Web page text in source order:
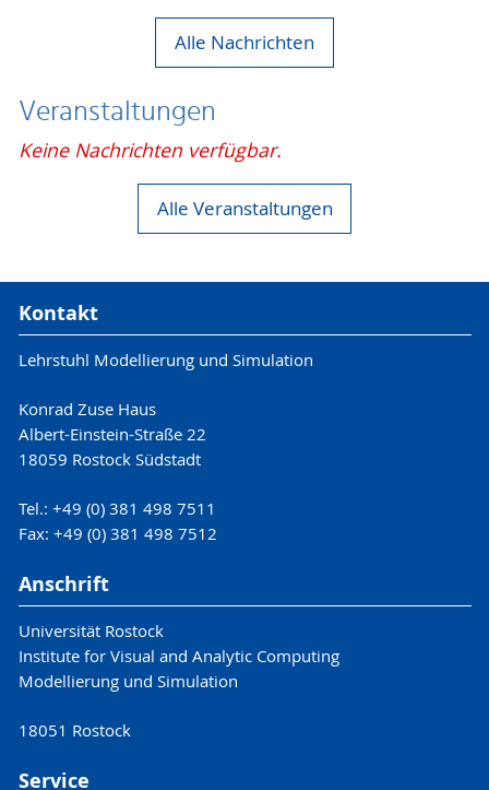
Alle Nachrichten
Veranstaltungen
Keine Nachrichten verfügbar.
Alle Veranstaltungen
Kontakt
Lehrstuhl Modellierung und Simulation
Konrad Zuse Haus
Albert-Einstein-Straße 22
18059 Rostock Südstadt
Tel.: +49 (0) 381 498 7511
Fax: +49 (0) 381 498 7512
Anschrift
Universität Rostock
Institute for Visual and Analytic Computing
Modellierung und Simulation
18051 Rostock
Service